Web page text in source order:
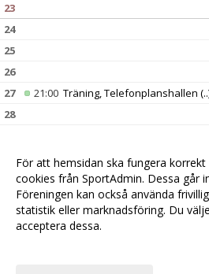
23
24
25
26
27
21:00 Träning, Telefonplanshallen
28
För att hemsidan ska fungera
cookies från SportAdmin. Dessa går
Föreningen kan också använda
statistik eller marknadsföring. Du
acceptera dessa.